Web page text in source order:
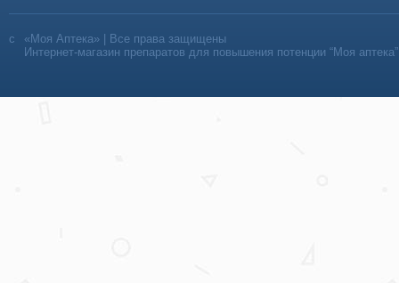
«Моя Аптека» | Все права защищены
Интернет-магазин препаратов для повышения потенции “Моя